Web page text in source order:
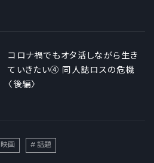
コロナ禍でもオタ活しながら生き
ていきたい④ 同人誌ロスの危機
〈後編〉
映画 話題